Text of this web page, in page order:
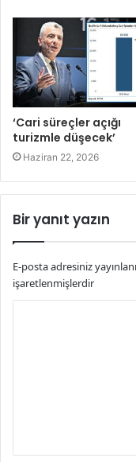
‘Cari süreçler açığı
turizmle düşecek’
Haziran 22, 2026
Bir yanıt yazın
E-posta adresiniz
işaretlenmişlerdir